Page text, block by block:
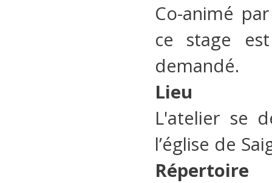
Co-animé
ce stage
demandé.
Lieu
L'atelier se
l’église de
Répertoire